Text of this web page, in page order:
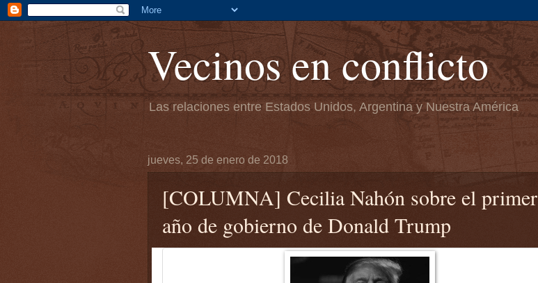
Vecinos en conflicto
Las relaciones entre Estados Unidos, Argentina y Nuestra América
jueves, 25 de enero de 2018
[COLUMNA] Cecilia Nahón sobre el primer
año de gobierno de Donald Trump